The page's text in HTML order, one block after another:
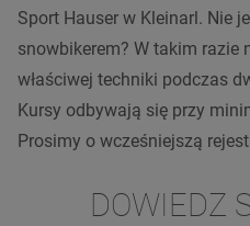
Sport Hauser w Kleinarl. Nie
snowbikerem? W takim razie
właściwej techniki podczas
Kursy odbywają się przy
Prosimy o wcześniejszą
DOWIEDZ